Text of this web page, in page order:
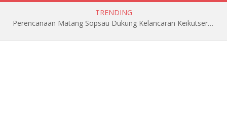
TRENDING
Perencanaan Matang Sopsau Dukung Kelancaran Keikutsertaan TNI AU di Pitch Black 2026